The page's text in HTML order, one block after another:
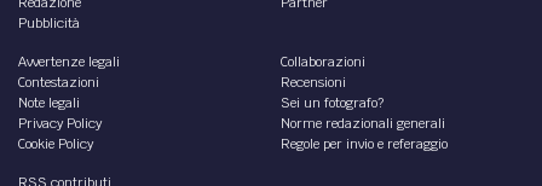
Pubblicità
Avvertenze legali
Contestazioni
Note legali
Privacy Policy
Cookie Policy
Collaborazioni
Recensioni
Sei un fotografo?
Norme redazionali generali
Regole per invio e referaggio
RSS contributi